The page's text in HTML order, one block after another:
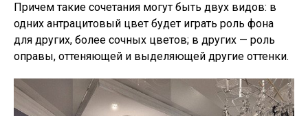
Причем такие сочетания могут быть двух видов: в
одних антрацитовый цвет будет играть роль фона
для других, более сочных цветов; в других — роль
оправы, оттеняющей и выделяющей другие оттенки.